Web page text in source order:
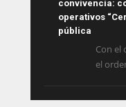
convivencia:
operativos
pública
Con el
el